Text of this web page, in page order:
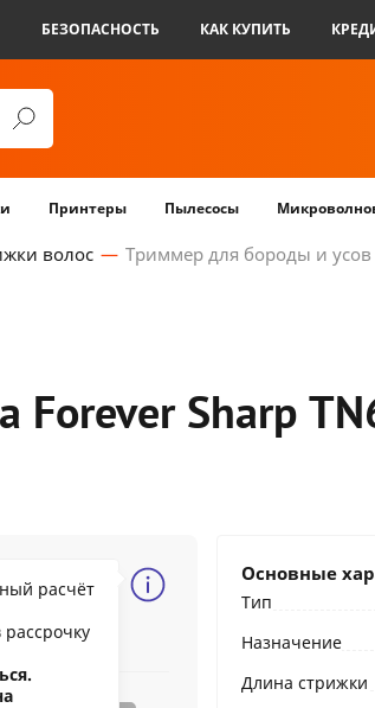
БЕЗОПАСНОСТЬ КАК КУПИТЬ
Принтеры Пылесосы
волос Триммер для бороды и усов
Forever Sharp
расчёт
Основные
Тип
Назначение
Длина стрижки